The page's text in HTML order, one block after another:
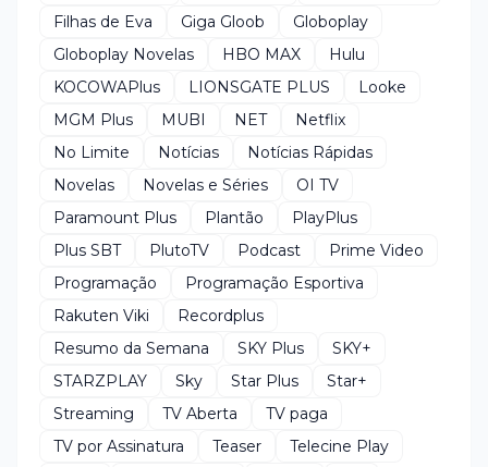
Filhas de Eva
Giga Gloob
Globoplay
Globoplay Novelas
HBO MAX
Hulu
KOCOWAPlus
LIONSGATE PLUS
Looke
MGM Plus
MUBI NET
Netflix
No Limite
Notícias
Notícias Rápidas
Novelas
Novelas e Séries
OI TV
Paramount Plus
Plantão
PlayPlus
Plus SBT
PlutoTV Podcast
Prime Video
Programação
Programação Esportiva
Rakuten Viki
Recordplus
Resumo da Semana
SKY Plus
SKY+
STARZPLAY
Sky Star Plus
Star+
Streaming
TV Aberta
TV paga
TV por Assinatura
Teaser
Telecine Play